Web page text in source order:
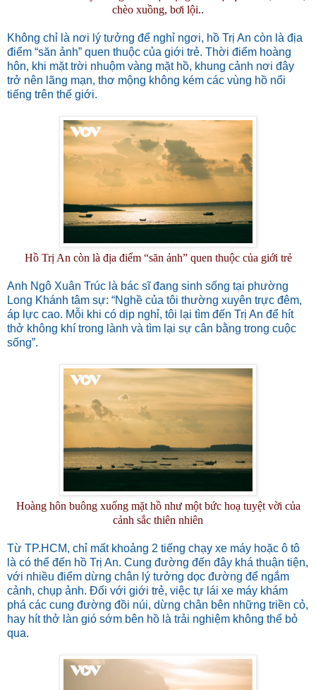
chèo xuồng, bơi lội..
Không chỉ là nơi lý tưởng để nghỉ ngơi, hồ Trị An còn là địa
điểm “săn ảnh” quen thuộc của giới trẻ. Thời điểm hoàng
hôn, khi mặt trời nhuộm vàng mặt hồ, khung cảnh nơi đây
trở nên lãng mạn, thơ mộng không kém các vùng hồ nổi
tiếng trên thế giới.
Hồ Trị An còn là địa điểm “săn ảnh” quen thuộc của giới trẻ
Anh Ngô Xuân Trúc là bác sĩ đang sinh sống tại phường
Long Khánh tâm sự: “Nghề của tôi thường xuyên trực đêm,
áp lực cao. Mỗi khi có dịp nghỉ, tôi lại tìm đến Trị An để hít
thở không khí trong lành và tìm lại sự cân bằng trong cuộc
sống”.
Hoàng hôn buông xuống mặt hồ như một bức hoạ tuyệt vời của
cảnh sắc thiên nhiên
Từ TP.HCM, chỉ mất khoảng 2 tiếng chạy xe máy hoặc ô tô
là có thể đến hồ Trị An. Cung đường đến đây khá thuận tiện,
với nhiều điểm dừng chân lý tưởng dọc đường để ngắm
cảnh, chụp ảnh. Đối với giới trẻ, việc tự lái xe máy khám
phá các cung đường đồi núi, dừng chân bên những triền cỏ,
hay hít thở làn gió sớm bên hồ là trải nghiệm không thể bỏ
qua.